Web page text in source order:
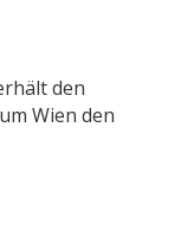
den
Wien den